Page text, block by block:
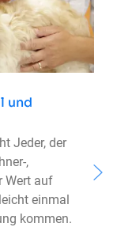
und
Jeder, der
,
Wert auf
einmal
kommen.